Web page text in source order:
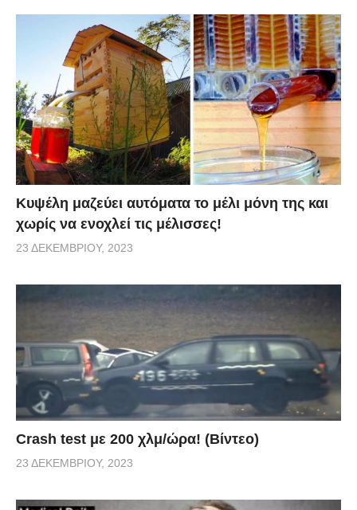
Κυψέλη μαζεύει αυτόματα το μέλι μόνη της και
χωρίς να ενοχλεί τις μέλισσες!
23 ΔΕΚΕΜΒΡΊΟΥ, 2023
Crash test με 200 χλμ/ώρα! (Βίντεο)
23 ΔΕΚΕΜΒΡΊΟΥ, 2023